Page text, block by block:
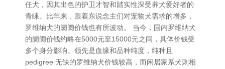
任犬，因其出色的护卫才智和踏实性深受养犬爱好者的
青睐。比年来，跟着东说念主们对宠物犬需求的增多，
罗维纳犬的阛阓价钱也有所波动。 当今，国内罗维纳犬
的阛阓价钱约略在5000元至15000元之间，具体价钱受
多个身分影响。领先是血缘和品种纯度，纯种且
pedigree 无缺的罗维纳犬价钱较高，而闲居家系犬则相